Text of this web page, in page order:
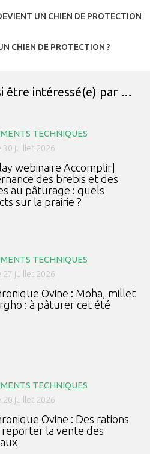
UN CHIEN DE PROTECTION
CHIEN DE PROTECTION ?
être intéressé(e) par …
TECHNIQUES
30 juillet 2026
webinaire Accomplir]
des brebis et des
au pâturage : quels
sur la prairie ?
TECHNIQUES
27 juillet 2026
Ovine : Moha, millet
: à pâturer cet été
TECHNIQUES
20 juillet 2026
Ovine : Des rations
la vente des